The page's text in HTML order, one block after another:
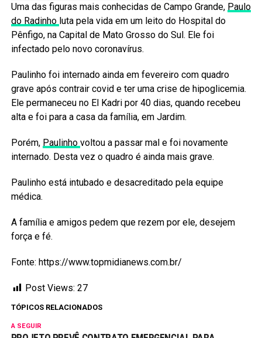
Uma das figuras mais conhecidas de Campo Grande, Paulo
do Radinho luta pela vida em um leito do Hospital do
Pênfigo, na Capital de Mato Grosso do Sul. Ele foi
infectado pelo novo coronavírus.
Paulinho foi internado ainda em fevereiro com quadro
grave após contrair covid e ter uma crise de hipoglicemia.
Ele permaneceu no El Kadri por 40 dias, quando recebeu
alta e foi para a casa da família, em Jardim.
Porém, Paulinho voltou a passar mal e foi novamente
internado. Desta vez o quadro é ainda mais grave.
Paulinho está intubado e desacreditado pela equipe
médica.
A família e amigos pedem que rezem por ele, desejem
força e fé.
Fonte: https://www.topmidianews.com.br/
Post Views: 27
TÓPICOS RELACIONADOS
A SEGUIR